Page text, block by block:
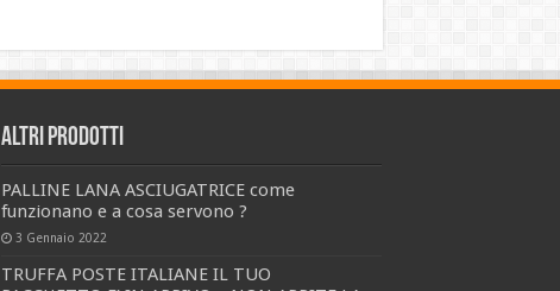
Altri prodotti
PALLINE LANA ASCIUGATRICE come
funzionano e a cosa servono ?
3 Gennaio 2022
TRUFFA POSTE ITALIANE IL TUO